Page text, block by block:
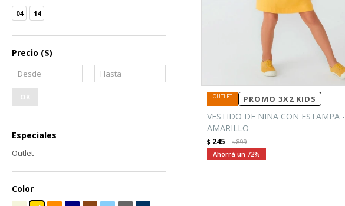
PROMO 3X2 KIDS
VESTIDO DE NIÑA CON ESTAMPA -
AMARILLO
$ 245 $899
72
04 14
Precio ($)
OK
Especiales
Outlet
Color